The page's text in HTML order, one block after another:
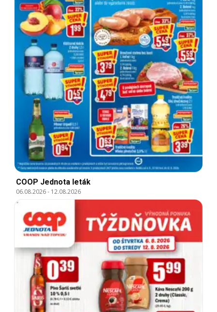
COOP Jednota leták
06.08.2026- 12.08.2026